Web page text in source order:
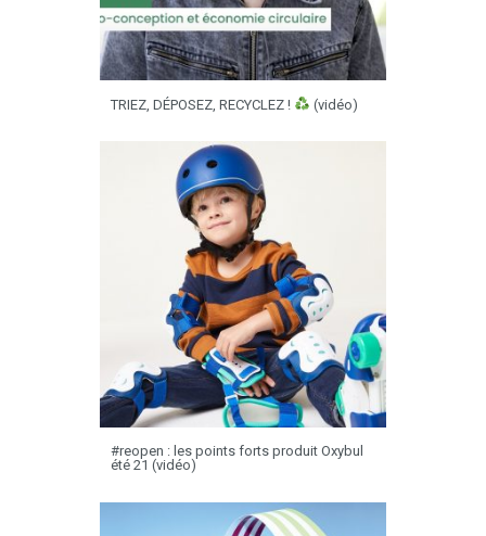
TRIEZ, DÉPOSEZ, RECYCLEZ ! (vidéo)
#reopen : les points forts produit Oxybul
été 21 (vidéo)